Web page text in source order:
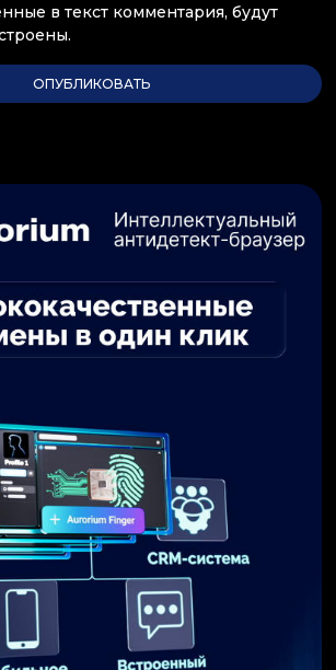
в текст комментария, будут